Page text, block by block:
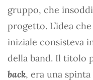
gruppo, che
progetto. L’idea
iniziale consisteva
della band. Il titolo
back, era una